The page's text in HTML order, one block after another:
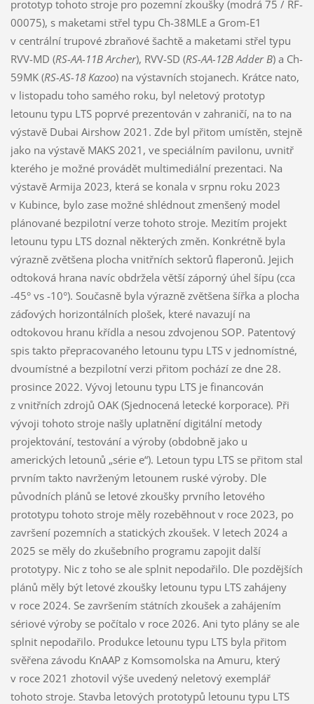
prototyp tohoto stroje pro pozemní zkoušky (modrá 75 / RF-
00075), s maketami střel typu Ch-38MLE a Grom-E1
v centrální trupové zbraňové šachtě a maketami střel typu
RVV-MD (RS-AA-11B Archer), RVV-SD (RS-AA-12B Adder B) a Ch-
59MK (RS-AS-18 Kazoo) na výstavních stojanech. Krátce nato,
v listopadu toho samého roku, byl neletový prototyp
letounu typu LTS poprvé prezentován v zahraničí, na to na
výstavě Dubai Airshow 2021. Zde byl přitom umístěn, stejně
jako na výstavě MAKS 2021, ve speciálním pavilonu, uvnitř
kterého je možné provádět multimediální prezentaci. Na
výstavě Armija 2023, která se konala v srpnu roku 2023
v Kubince, bylo zase možné shlédnout zmenšený model
plánované bezpilotní verze tohoto stroje. Mezitím projekt
letounu typu LTS doznal některých změn. Konkrétně byla
výrazně zvětšena plocha vnitřních sektorů flaperonů. Jejich
odtoková hrana navíc obdržela větší záporný úhel šípu (cca
-45° vs -10°). Současně byla výrazně zvětšena šířka a plocha
záďových horizontálních plošek, které navazují na
odtokovou hranu křídla a nesou zdvojenou SOP. Patentový
spis takto přepracovaného letounu typu LTS v jednomístné,
dvoumístné a bezpilotní verzi přitom pochází ze dne 28.
prosince 2022. Vývoj letounu typu LTS je financován
z vnitřních zdrojů OAK (Sjednocená letecké korporace). Při
vývoji tohoto stroje našly uplatnění digitální metody
projektování, testování a výroby (obdobně jako u
amerických letounů „série e“). Letoun typu LTS se přitom stal
prvním takto navrženým letounem ruské výroby. Dle
původních plánů se letové zkoušky prvního letového
prototypu tohoto stroje měly rozeběhnout v roce 2023, po
završení pozemních a statických zkoušek. V letech 2024 a
2025 se měly do zkušebního programu zapojit další
prototypy. Nic z toho se ale splnit nepodařilo. Dle pozdějších
plánů měly být letové zkoušky letounu typu LTS zahájeny
v roce 2024. Se završením státních zkoušek a zahájením
sériové výroby se počítalo v roce 2026. Ani tyto plány se ale
splnit nepodařilo. Produkce letounu typu LTS byla přitom
svěřena závodu KnAAP z Komsomolska na Amuru, který
v roce 2021 zhotovil výše uvedený neletový exemplář
tohoto stroje. Stavba letových prototypů letounu typu LTS